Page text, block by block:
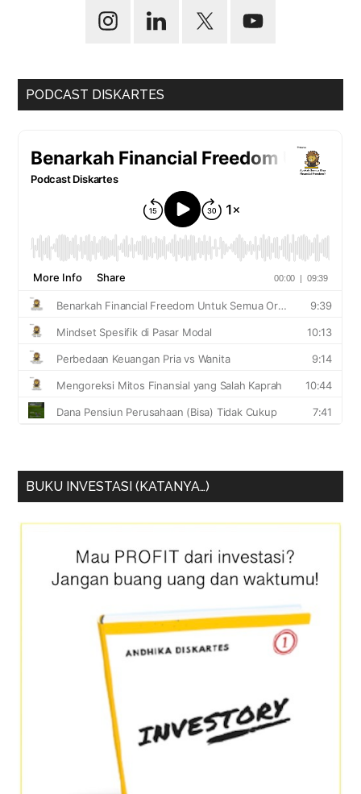
PODCAST DISKARTES
BUKU INVESTASI (KATANYA…)